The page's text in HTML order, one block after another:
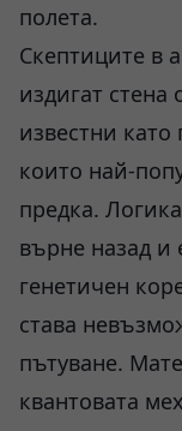
полета.
Скептиците в
издигат
известни
които най-
предка.
върне назад и
генетичен
става
пътуване.
квантовата